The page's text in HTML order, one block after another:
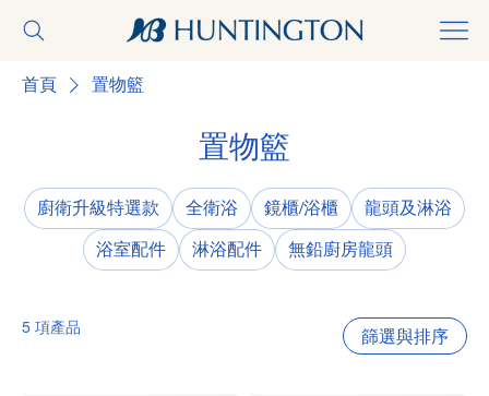
首頁 置物籃
置物籃
廚衛升級特選款 全衛浴 鏡櫃/浴櫃
龍頭及淋浴
浴室配件
淋浴配件 無鉛廚房龍頭
5 項產品 篩選與排序